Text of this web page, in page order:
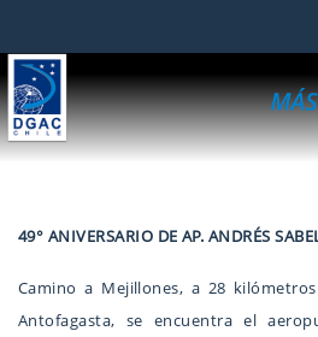
49° ANIVERSARIO DE AP. ANDRÉS
Camino a Mejillones, a 28
Antofagasta, se encuentra el